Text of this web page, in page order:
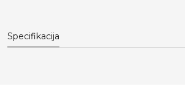
Specifikacija